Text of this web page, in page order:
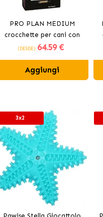
PRO PLAN MEDIUM
crocchette per cani con
agnello
(DESDE) 64.59 €
Aggiungi
3x2